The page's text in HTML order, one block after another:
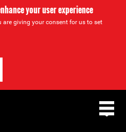
your user experience
are giving your consent for us to set